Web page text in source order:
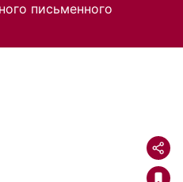
письменного